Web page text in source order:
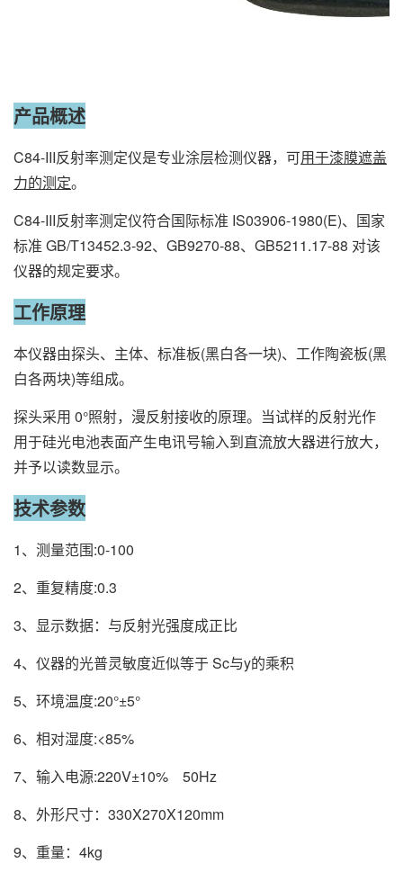
产品概述
C84-III反射率测定仪是专业涂层检测仪器，可用于漆膜遮盖
力的测定。
C84-III反射率测定仪符合国际标准 IS03906-1980(E)、国家
标准 GB/T13452.3-92、GB9270-88、GB5211.17-88 对该
仪器的规定要求。
工作原理
本仪器由探头、主体、标准板(黑白各一块)、工作陶瓷板(黑
白各两块)等组成。
探头采用 0°照射，漫反射接收的原理。当试样的反射光作
用于硅光电池表面产生电讯号输入到直流放大器进行放大，
并予以读数显示。
技术参数
1、测量范围:0-100
2、重复精度:0.3
3、显示数据：与反射光强度成正比
4、仪器的光普灵敏度近似等于 Sc与y的乘积
5、环境温度:20°±5°
6、相对湿度:<85%
7、输入电源:220V±10% 50Hz
8、外形尺寸：330X270X120mm
9、重量：4kg